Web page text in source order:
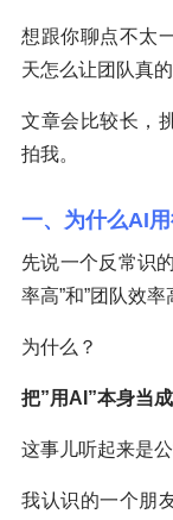
想跟你聊点不太
天怎么让团队真
文章会比较长，
拍我。
一、为什么AI
先说一个反常识
率高”和”团队效
为什么？
把”用AI”本身当成
这事儿听起来是
我认识的一个朋